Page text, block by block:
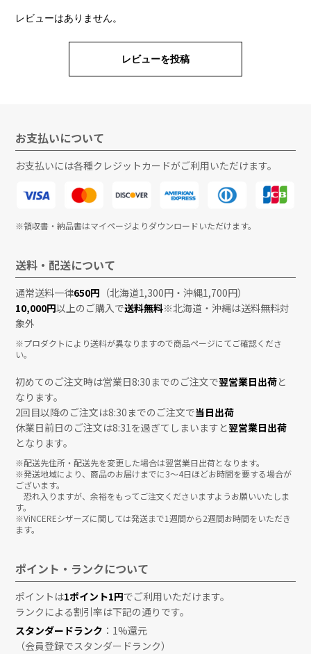
レビューはありません。
レビューを投稿
お支払いについて
お支払いには各種クレジットカードがご利用いただけます。
※領収書・納品書はマイページよりダウンロードいただけます。
送料・配送について
通常送料一律650円 （北海道1,300円・沖縄1,700円）
10,000円以上のご購入で送料無料※北海道・沖縄は送料無料対
象外
※プロダクトにより送料が異なりますので商品ページにてご確認くださ
い。
初めてのご注文時は営業日8:30までのご注文で翌営業日出荷と
なります。
2回目以降のご注文は8:30までのご注文で当日出荷
休業日前日のご注文は8:31を過ぎてしまいますと翌営業日出荷
となります。
※配送先住所・配送先を変更した場合は翌営業日出荷となります。
※発送地域により、商品のお届けまでに3〜4日ほどお時間を要する場合が
ございます。
恐れ入りますが、余裕をもってご注文くださいますようお願いいたしま
す。
※ViNCEREシザーズに関しては発送まで1週間から2週間お時間をいただき
ます。
ポイント・ランクについて
ポイントは1ポイント1円でご利用いただけます。
ランクによる割引率は下記の通りです。
スタンダードランク ：1%還元
（会員登録でスタンダードランク）